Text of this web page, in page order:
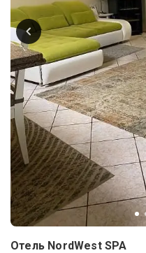
Отель NordWest SPA